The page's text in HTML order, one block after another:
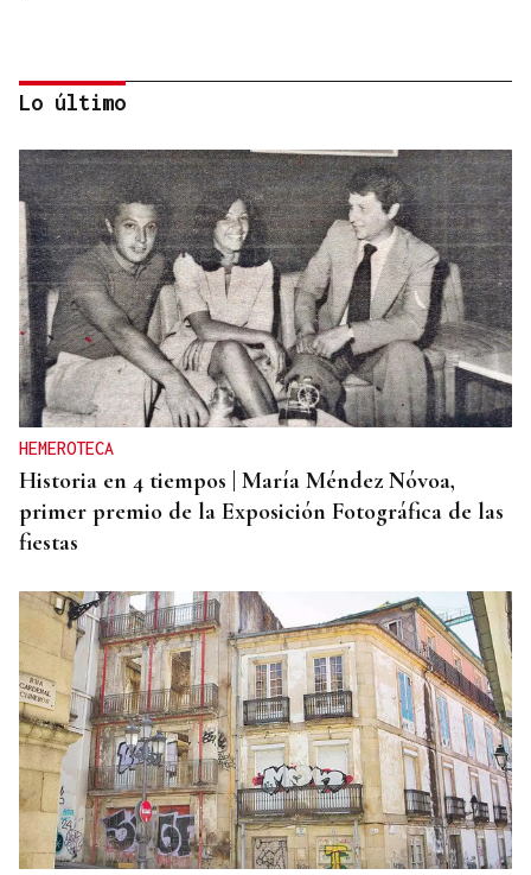
AHORRO ENERGÉTICO
La UE lanza una campaña de ahorro energético
doméstico
Lo último
HEMEROTECA
Historia en 4 tiempos | María Méndez Nóvoa,
primer premio de la Exposición Fotográfica de las
fiestas